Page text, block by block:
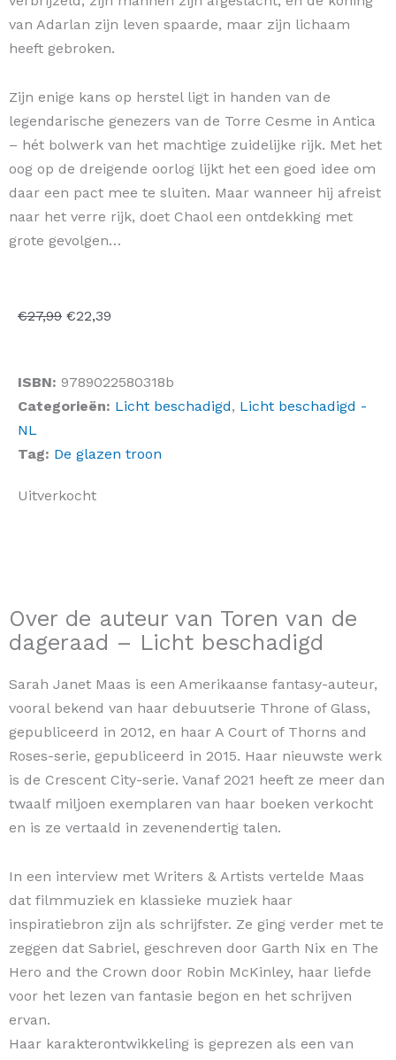
van Adarlan zijn leven spaarde, maar zijn lichaam
heeft gebroken.
Zijn enige kans op herstel ligt in handen van de
legendarische genezers van de Torre Cesme in Antica
– hét bolwerk van het machtige zuidelijke rijk. Met het
oog op de dreigende oorlog lijkt het een goed idee om
daar een pact mee te sluiten. Maar wanneer hij afreist
naar het verre rijk, doet Chaol een ontdekking met
grote gevolgen…
€27,99 Oorspronkelijke
€27,99.
€22,39
€22,39.
ISBN: 9789022580318b
Categorieën: Licht beschadigd, Licht beschadigd -
NL
Tag: De glazen troon
Uitverkocht
Over de auteur van Toren van de
dageraad – Licht beschadigd
Sarah Janet Maas is een Amerikaanse fantasy-auteur,
vooral bekend van haar debuutserie Throne of Glass,
gepubliceerd in 2012, en haar A Court of Thorns and
Roses-serie, gepubliceerd in 2015. Haar nieuwste werk
is de Crescent City-serie. Vanaf 2021 heeft ze meer dan
twaalf miljoen exemplaren van haar boeken verkocht
en is ze vertaald in zevenendertig talen.
In een interview met Writers & Artists vertelde Maas
dat filmmuziek en klassieke muziek haar
inspiratiebron zijn als schrijfster. Ze ging verder met te
zeggen dat Sabriel, geschreven door Garth Nix en The
Hero and the Crown door Robin McKinley, haar liefde
voor het lezen van fantasie begon en het schrijven
ervan.
Haar karakterontwikkeling is geprezen als een van